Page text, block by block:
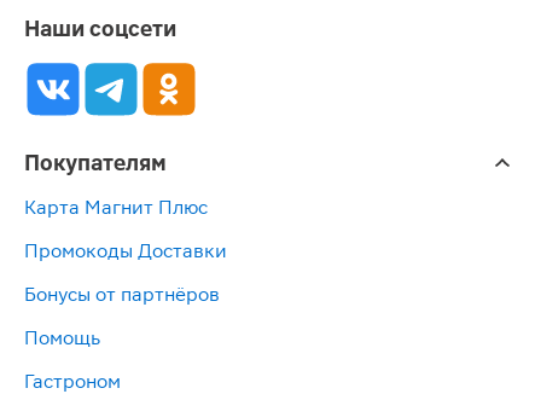
Наши соцсети
Покупателям
Карта Магнит Плюс
Промокоды Доставки
Бонусы от партнёров
Помощь
Гастроном